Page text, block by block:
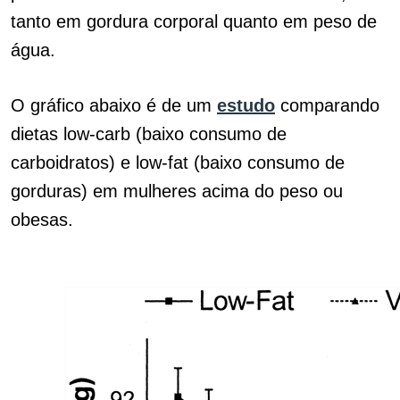
tanto em gordura corporal quanto em peso de
água.
O gráfico abaixo é de um estudo comparando
dietas low-carb (baixo consumo de
carboidratos) e low-fat (baixo consumo de
gorduras) em mulheres acima do peso ou
obesas.